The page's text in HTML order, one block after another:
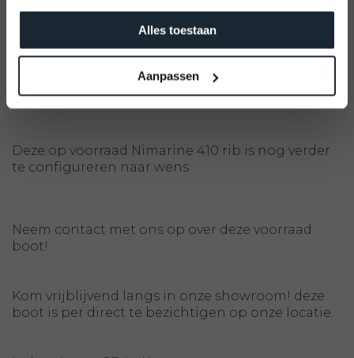
Alles toestaan
Aanpassen
Meld je aan
- Vaarklaar pakket
- Volle brandstof tank
- Nieuwe trailer tegen meerprijs €2295,- Pega VB-
- Gratis levering binnen Nederland
Deze op voorraad Nimarine 410 rib is nog verder
te configureren naar wens
Neem contact met ons op over deze voorraad
boot!
Kom vrijblijvend langs in onze showroom! deze
boot is per direct te bezichtigen op onze locatie.